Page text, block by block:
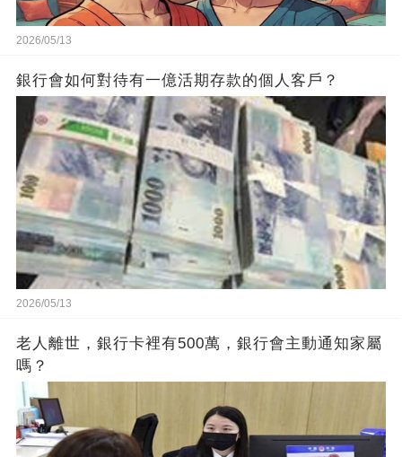
2026/05/13
銀行會如何對待有一億活期存款的個人客戶？
2026/05/13
老人離世，銀行卡裡有500萬，銀行會主動通知家屬
嗎？